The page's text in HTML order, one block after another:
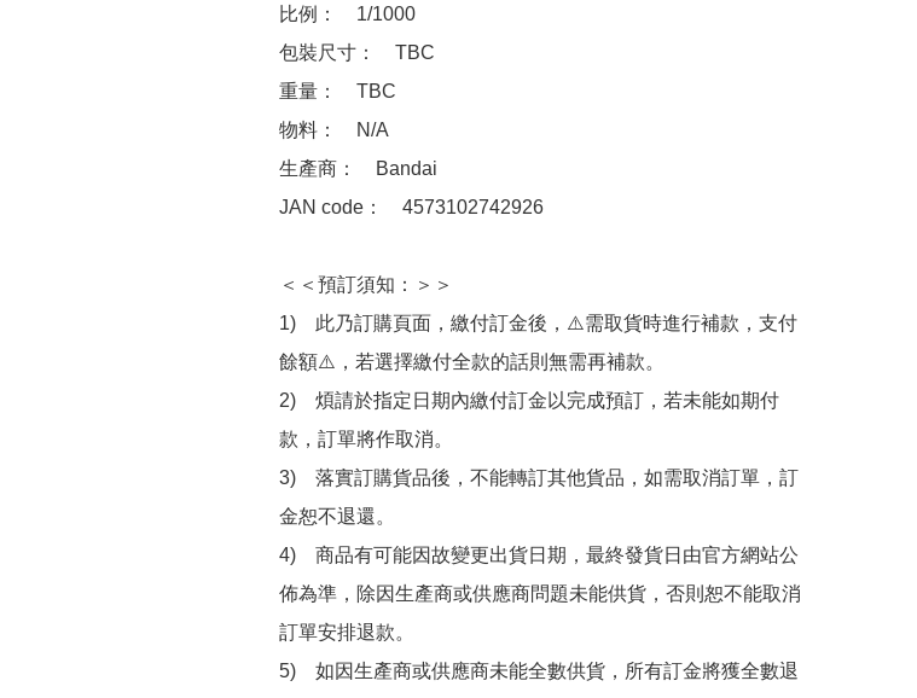
比例：　1/1000
包裝尺寸：　TBC
重量：　TBC
物料：　N/A
生產商：　Bandai
JAN code：　4573102742926
＜＜預訂須知：＞＞
1)　此乃訂購頁面，繳付訂金後，⚠️需取貨時進行補款，支付
餘額⚠️，若選擇繳付全款的話則無需再補款。
2)　煩請於指定日期內繳付訂金以完成預訂，若未能如期付
款，訂單將作取消。
3)　落實訂購貨品後，不能轉訂其他貨品，如需取消訂單，訂
金恕不退還。
4)　商品有可能因故變更出貨日期，最終發貨日由官方網站公
佈為準，除因生產商或供應商問題未能供貨，否則恕不能取消
訂單安排退款。
5)　如因生產商或供應商未能全數供貨，所有訂金將獲全數退